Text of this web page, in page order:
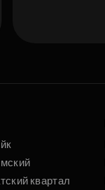
квартал